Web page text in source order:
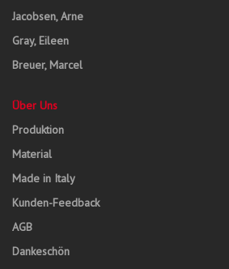
Jacobsen, Arne
Gray, Eileen
Breuer, Marcel
Über Uns
Produktion
Material
Made in Italy
Kunden-Feedback
AGB
Dankeschön